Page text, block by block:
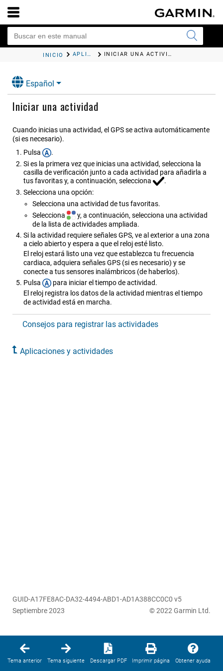
INICIO APLICACIONES Y ACTIVIDADES INICIAR UNA ACTIVIDAD
Español
Iniciar una actividad
Cuando inicias una actividad, el GPS se activa automáticamente
(si es necesario).
Pulsa
.
Si es la primera vez que inicias una actividad, selecciona la
casilla de verificación junto a cada actividad para añadirla a
tus favoritas y, a continuación, selecciona
.
Selecciona una opción:
Selecciona una actividad de tus favoritas.
Selecciona
y, a continuación, selecciona una actividad
de la lista de actividades ampliada.
Si la actividad requiere señales GPS, ve al exterior a una zona
a cielo abierto y espera a que el reloj esté listo.
El reloj estará listo una vez que establezca tu frecuencia
cardiaca, adquiera señales GPS (si es necesario) y se
conecte a tus sensores inalámbricos (de haberlos).
Pulsa
para iniciar el tiempo de actividad.
El reloj registra los datos de la actividad mientras el tiempo
de actividad está en marcha.
Consejos para registrar las actividades
Aplicaciones y actividades
GUID-A17FE8AC-DA32-4494-ABD1-AD1A388CC0C0 v5
Septiembre 2023
© 2022 Garmin Ltd.
Tema anterior Tema siguiente Descargar PDF Imprimir página Obtener ayuda